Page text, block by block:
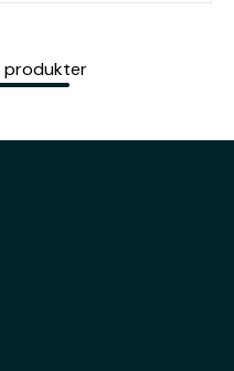
produkter